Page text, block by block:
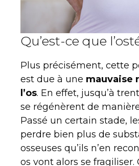
Qu’est-ce que
Plus précisément, cette
est due à une mauvaise
l’os. En effet, jusqu’à
se régénèrent de
Passé un certain stade,
perdre bien plus de
osseuses qu’ils n’en
os vont alors se fragiliser.